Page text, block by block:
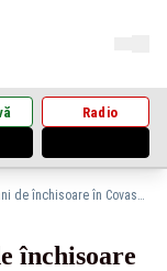
Radio
Condamnare de 20 de ani de închisoare în Covasna. Bărbat găsit vinovat pentru uciderea tatălui său
închisoare